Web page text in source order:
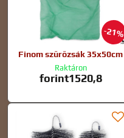
21%
Finom szűrőzsák 35x50cm
Raktáron
forint1520,8